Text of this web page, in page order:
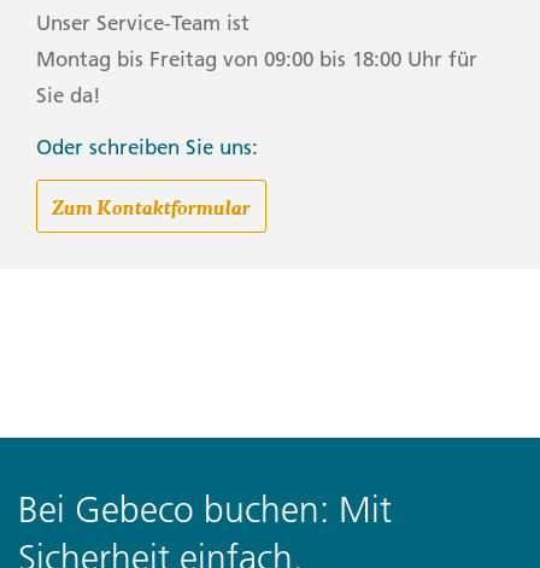
Unser Service-Team ist
Montag bis Freitag von 09:00 bis 18:00 Uhr für
Sie da!
Oder schreiben Sie uns:
Zum Kontaktformular
Bei Gebeco buchen: Mit
Sicherheit einfach.